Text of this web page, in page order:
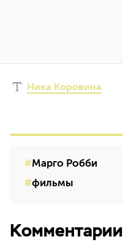
Ника Коровина
Марго Робби
фильмы
Комментарии